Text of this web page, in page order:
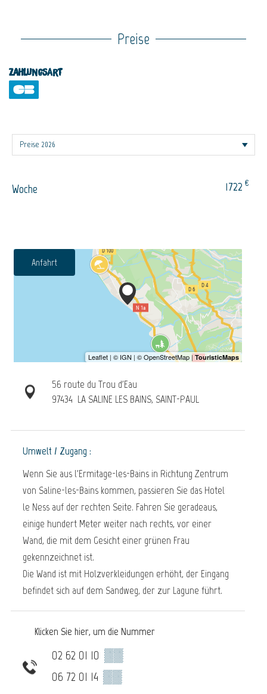
Preise
Zahlungsart
Woche 1722 €
Anfahrt
56 route du Trou d'Eau
97434 LA SALINE LES BAINS, SAINT-PAUL
Umwelt / Zugang :
Wenn Sie aus l'Ermitage-les-Bains in Richtung Zentrum
von Saline-les-Bains kommen, passieren Sie das Hotel
le Ness auf der rechten Seite. Fahren Sie geradeaus,
einige hundert Meter weiter nach rechts, vor einer
Wand, die mit dem Gesicht einer grünen Frau
gekennzeichnet ist.
Die Wand ist mit Holzverkleidungen erhöht, der Eingang
befindet sich auf dem Sandweg, der zur Lagune führt.
Klicken Sie hier, um die Nummer
02 62 01 10 ▒▒
06 72 01 14 ▒▒